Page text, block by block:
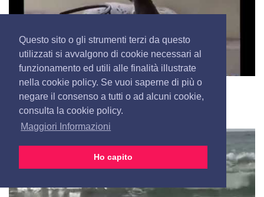
Questo sito o gli strumenti terzi da questo
utilizzati si avvalgono di cookie necessari al
funzionamento ed utili alle finalità illustrate
nella cookie policy. Se vuoi saperne di più o
negare il consenso a tutti o ad alcuni cookie,
consulta la cookie policy.
Maggiori Informazioni
Ho capito
Il gatto massaggiatore
3491 visualizzazioni